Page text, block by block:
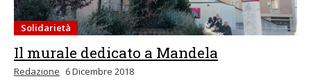
Solidarietà
Il murale dedicato a Mandela
Redazione 6 Dicembre 2018